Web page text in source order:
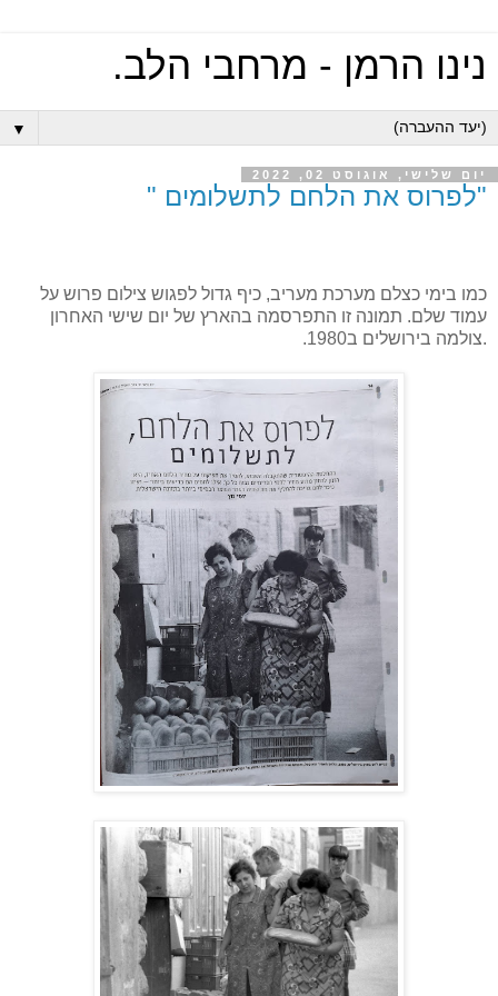
נינו הרמן - מרחבי הלב.
▼
יום שלישי, אוגוסט 02, 2022
"לפרוס את הלחם לתשלומים "
כמו בימי כצלם מערכת מעריב, כיף גדול לפגוש צילום פרוש על
עמוד שלם. תמונה זו התפרסמה בהארץ של יום שישי האחרון
.צולמה בירושלים ב1980.